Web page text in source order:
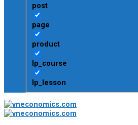
post
page
product
lp_course
lp_lesson